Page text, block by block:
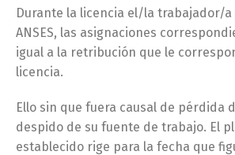
Durante la licencia el/la trabajador/
ANSES, las asignaciones
igual a la retribución que le
licencia.
Ello sin que fuera causal de pérdida
despido de su fuente de trabajo. El
establecido rige para la fecha que